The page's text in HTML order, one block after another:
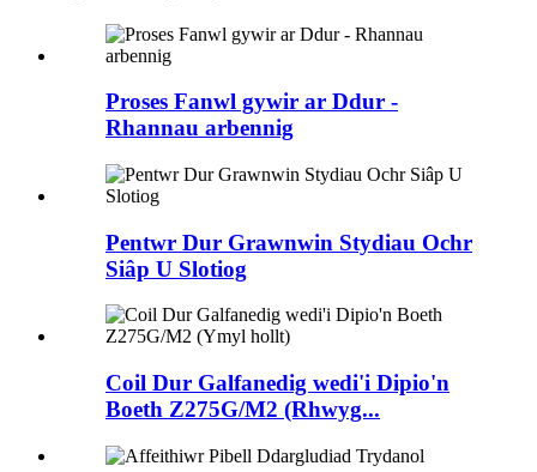
Proses Fanwl gywir ar Ddur -
Rhannau arbennig
Pentwr Dur Grawnwin Stydiau Ochr
Siâp U Slotiog
Coil Dur Galfanedig wedi'i Dipio'n
Boeth Z275G/M2 (Rhwyg...